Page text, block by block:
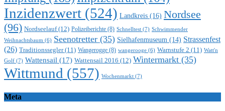
Inzidenzwert (524) Landkreis (16) Nordsee
(96) Nordseelauf(12) Polizeiberichte (8) Schnelltest (7) Schwimmender
Weihnachtsbaum (6) Seenotretter (35) Sielhafenmuseum (14) Strassenfest
(26) Traditionssegler(11) Wangerogge (8) wangerooge (6) Warnstufe 2 (11) Watt'n
Golf (7) Wattensail (17) Wattensail 2016 (12) Wintermarkt (35)
Wittmund (557) Wochenmarkt (7)
Meta